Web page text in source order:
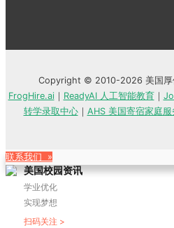
Copyright © 2010-2026 美国厚
FrogHire.ai｜ ReadyAI 人工智能教育｜
转学录取中心｜ AHS 美国寄宿家庭服
联系我们 »
美国校园资讯
学业优化
实现梦想
扫码关注 >